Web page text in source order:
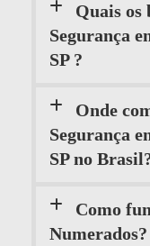
Quais os
Segurança
SP ?
Onde
Segurança
SP no
Como
Numerados?